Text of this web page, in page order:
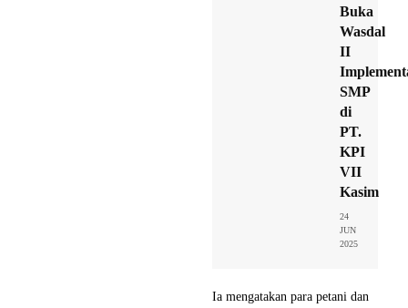
Buka
Wasdal
II
SMP
di
PT.
KPI
VII
Kasim
24
JUN
2025
Ia mengatakan para petani dan